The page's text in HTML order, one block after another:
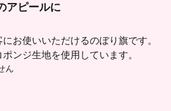
アピールに
お使いいただけるのぼり旗です。
ンジ生地を使用しています。
ん